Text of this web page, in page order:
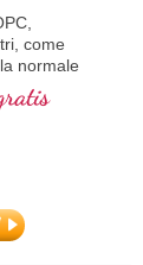
come
normale
1 e Formula